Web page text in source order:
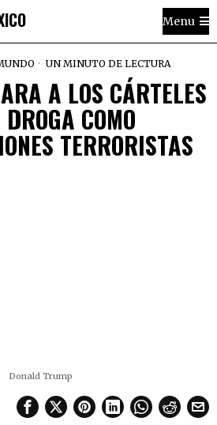
Menu
UN MINUTO DE LECTURA
A LOS CÁRTELES
COMO
TERRORISTAS
Donald Trump